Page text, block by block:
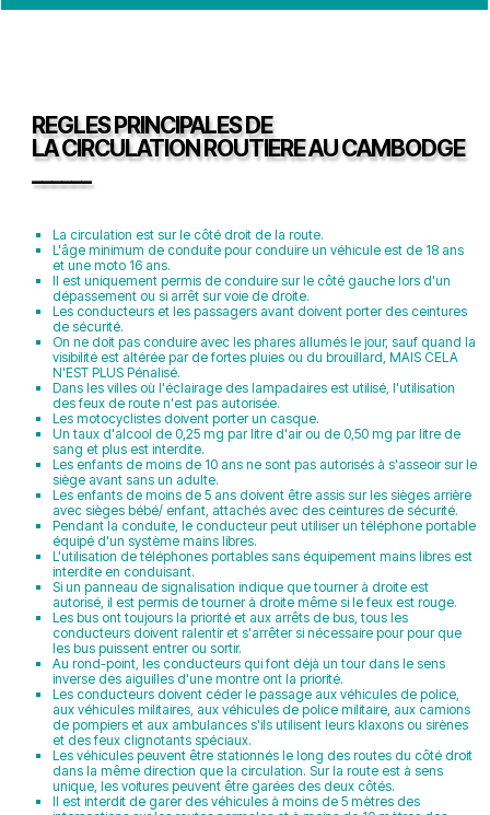
REGLES PRINCIPALES DE
LA CIRCULATION ROUTIERE AU CAMBODGE
La circulation est sur le côté droit de la route.
L'âge minimum de conduite pour conduire un véhicule est de 18 ans
et une moto 16 ans.
Il est uniquement permis de conduire sur le côté gauche lors d'un
dépassement ou si arrêt sur voie de droite.
Les conducteurs et les passagers avant doivent porter des ceintures
de sécurité.
On ne doit pas conduire avec les phares allumés le jour, sauf quand la
visibilité est altérée par de fortes pluies ou du brouillard, MAIS CELA
N'EST PLUS Pénalisé.
Dans les villes où l'éclairage des lampadaires est utilisé, l'utilisation
des feux de route n'est pas autorisée.
Les motocyclistes doivent porter un casque.
Un taux d'alcool de 0,25 mg par litre d'air ou de 0,50 mg par litre de
sang et plus est interdite.
Les enfants de moins de 10 ans ne sont pas autorisés à s'asseoir sur le
siège avant sans un adulte.
Les enfants de moins de 5 ans doivent être assis sur les sièges arrière
avec sièges bébé/ enfant, attachés avec des ceintures de sécurité.
Pendant la conduite, le conducteur peut utiliser un téléphone portable
équipé d'un système mains libres.
L'utilisation de téléphones portables sans équipement mains libres est
interdite en conduisant.
Si un panneau de signalisation indique que tourner à droite est
autorisé, il est permis de tourner à droite même si le feux est rouge.
Les bus ont toujours la priorité et aux arrêts de bus, tous les
conducteurs doivent ralentir et s'arrêter si nécessaire pour pour que
les bus puissent entrer ou sortir.
Au rond-point, les conducteurs qui font déjà un tour dans le sens
inverse des aiguilles d'une montre ont la priorité.
Les conducteurs doivent céder le passage aux véhicules de police,
aux véhicules militaires, aux véhicules de police militaire, aux camions
de pompiers et aux ambulances s'ils utilisent leurs klaxons ou sirènes
et des feux clignotants spéciaux.
Les véhicules peuvent être stationnés le long des routes du côté droit
dans la même direction que la circulation. Sur la route est à sens
unique, les voitures peuvent être garées des deux côtés.
Il est interdit de garer des véhicules à moins de 5 mètres des